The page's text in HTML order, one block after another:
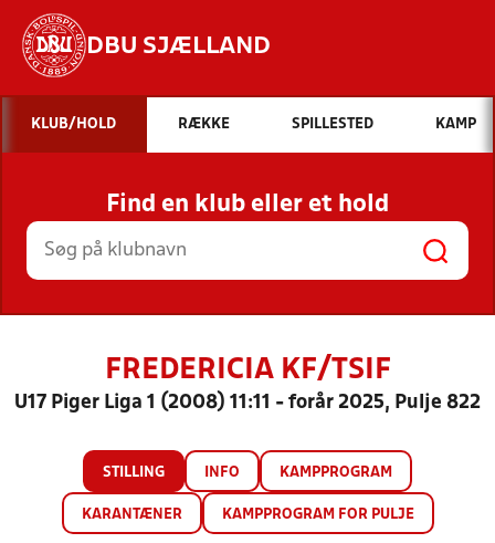
DBU SJÆLLAND
Hvad vil du søge efter?
INDHOLD OG NYHEDER
STILLINGER, RESULTATER, KLUBBER OG
HOLD
KLUB/HOLD RÆKKE SPILLESTED KAMP
Find en klub eller et hold
FREDERICIA KF/TSIF
U17 Piger Liga 1 (2008) 11:11 - forår 2025, Pulje 822
STILLING INFO KAMPPROGRAM
KARANTÆNER KAMPPROGRAM FOR PULJE